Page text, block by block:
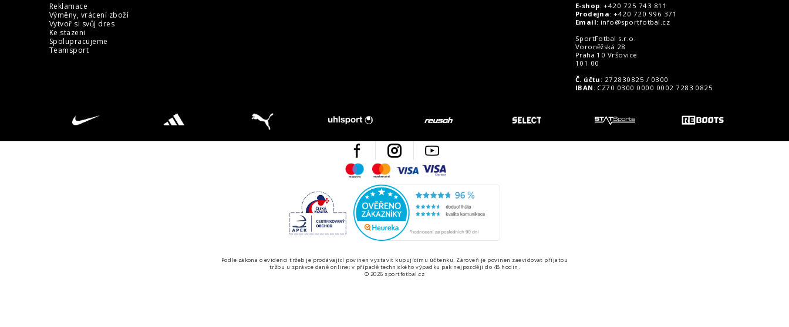
Reklamace
Výměny, vrácení zboží
Vytvoř si svůj dres
Ke stazeni
Spolupracujeme
Teamsport
E-shop: +420 725 743 811
Prodejna: +420 720 996 371
Email: info@sportfotbal.cz
SportFotbal s.r.o.
Voroněžská 28
Praha 10 Vršovice
101 00
Č. účtu : 272830825 / 0300
IBAN : CZ70 0300 0000 0002 7283 0825
Facebook Instagram
MaestroMastercard
Visa
Česká kvalita
Podle zákona o evidenci tržeb je prodávající povinen vystavit kupujícímu účtenku. Zároveň je povinen zaevidovat přijatou
tržbu u správce daně online; v případě technického výpadku pak nejpozději do 48 hodin.
© 2026 sportfotbal.cz